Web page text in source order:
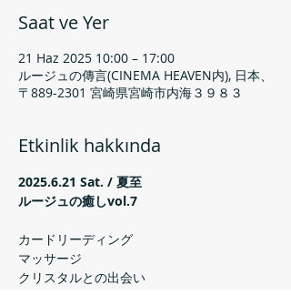
Saat ve Yer
21 Haz 2025 10:00 – 17:00
ルージュの傳言(CINEMA HEAVEN内), 日本、
〒889-2301 宮崎県宮崎市内海３９８３
Etkinlik hakkında
2025.6.21 Sat. / 夏至
ルージュの癒しvol.7
カードリーディング
マッサージ
クリスタルとの出会い